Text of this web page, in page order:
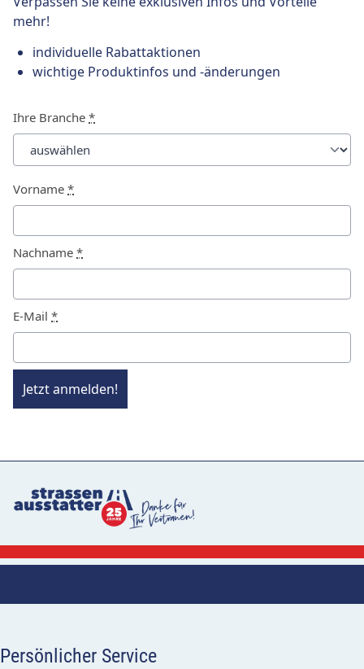
mehr!
individuelle Rabattaktionen
wichtige Produktinfos und -änderungen
Ihre Branche *
Vorname *
Nachname *
E-Mail *
Jetzt anmelden!
Persönlicher Service